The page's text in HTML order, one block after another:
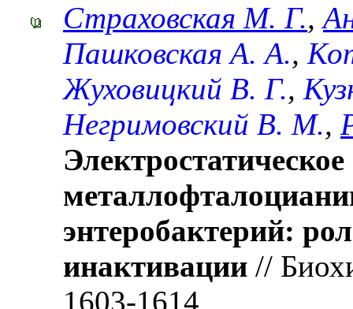
Страховская М. Г.,
Пашковская А. А.,
Жуховицкий В. Г.,
Негримовский В. М.,
энтеробактерий:
инактивации //
1603-1614